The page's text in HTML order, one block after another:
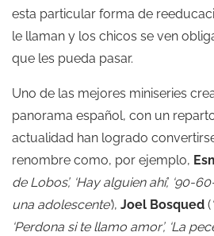
esta particular forma de
le llaman y los chicos se ven
que les pueda pasar.
Uno de las mejores miniseries
panorama español, con un
actualidad han logrado
renombre como, por ejemplo,
de Lobos’, ‘Hay alguien ahí’, ‘90-
una adolescente’), Joel Bosqued (
‘Perdona si te llamo amor’, ‘La